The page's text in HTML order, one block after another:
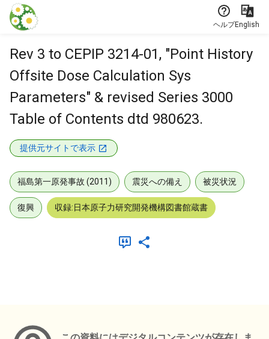
本文に飛ぶ
ヘルプEnglish
Rev 3 to CEPIP 3214-01, "Point History
Offsite Dose Calculation Sys
Parameters" & revised Series 3000
Table of Contents dtd 980623.
提供元サイトで表示
福島第一原発事故 (2011) 震災への備え 被災状況
復興 収録:日本原子力研究開発機構図書館蔵書